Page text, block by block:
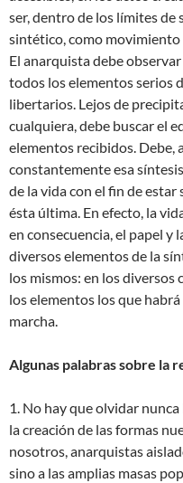
ser, dentro de los límites de
sintético, como movimiento
El anarquista debe
todos los elementos serios
libertarios. Lejos de
cualquiera, debe buscar el
elementos recibidos. Debe,
constantemente esa
de la vida con el fin de
ésta última. En efecto, la
en consecuencia, el papel y
diversos elementos de la
los mismos: en los diversos
los elementos los que
marcha.
Algunas palabras sobre la
1. No hay que olvidar
la creación de las formas
nosotros, anarquistas
sino a las amplias masas